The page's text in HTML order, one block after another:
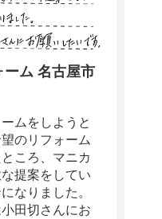
ーム 名古屋市
ムをしようと
のリフォーム
ころ、マニカ
提案をしてい
なりました。
田切さんにお